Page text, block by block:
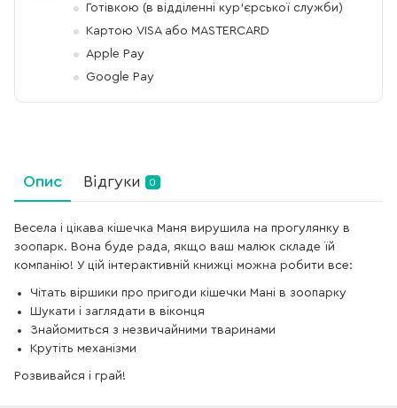
Готівкою (в відділенні кур'єрської служби)
Картою VISA або MASTERCARD
Apple Pay
Google Pay
Опис Відгуки 0
Весела і цікава кішечка Маня вирушила на прогулянку в
зоопарк. Вона буде рада, якщо ваш малюк складе їй
компанію! У цій інтерактивній книжці можна робити все:
Чітать віршики про пригоди кішечки Мані в зоопарку
Шукати і заглядати в віконця
Знайомиться з незвичайними тваринами
Крутіть механізми
Розвивайся і грай!